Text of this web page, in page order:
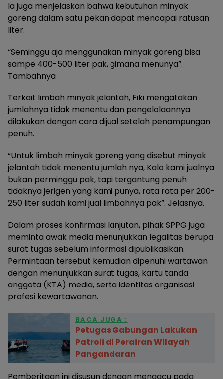
Ia juga menjelaskan bahwa kebutuhan minyak
goreng dalam satu pekan dapat mencapai ratusan
liter.
“Seminggu aja menggunakan minyak goreng bisa
sampe 400-500 liter pak, gimana menunya”.
Tambahnya
Terkait limbah minyak jelantah, Fiki mengatakan
jumlahnya tidak menentu dan pengelolaannya
dilakukan dengan cara dijual setelah penampungan
penuh.
“Untuk limbah minyak goreng yang disebut minyak
jelantah tidak menentu jumlah nya, Kalo kami jualnya
bukan perminggu pak, tapi tergantung penuh
tidaknya jerigen yang kami punya, rata rata per 200-
250 liter sudah kami jual limbahnya pak”. Jelasnya.
Dalam proses konfirmasi lanjutan, pihak SPPG juga
meminta awak media menunjukkan legalitas berupa
surat tugas sebelum informasi dipublikasikan.
Permintaan tersebut kemudian dipenuhi wartawan
dengan menunjukkan surat tugas, kartu tanda
anggota (KTA) media, serta identitas organisasi
profesi kewartawanan.
BACA JUGA :
Petugas Gabungan Lakukan
Patroli di Perairan Wilayah
Pangandaran
Pemberitaan ini disusun dengan mengacu pada